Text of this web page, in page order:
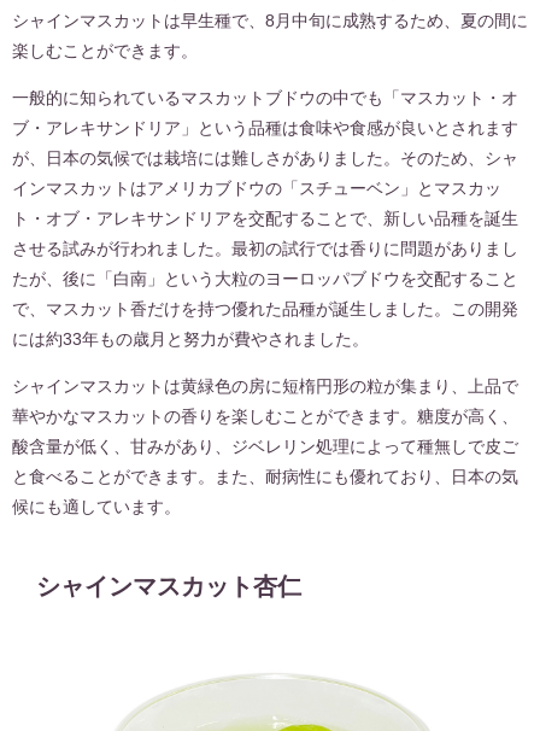
シャインマスカットは早生種で、8月中旬に成熟するため、夏の間に
楽しむことができます。
一般的に知られているマスカットブドウの中でも「マスカット・オ
ブ・アレキサンドリア」という品種は食味や食感が良いとされます
が、日本の気候では栽培には難しさがありました。そのため、シャ
インマスカットはアメリカブドウの「スチューベン」とマスカッ
ト・オブ・アレキサンドリアを交配することで、新しい品種を誕生
させる試みが行われました。最初の試行では香りに問題がありまし
たが、後に「白南」という大粒のヨーロッパブドウを交配すること
で、マスカット香だけを持つ優れた品種が誕生しました。この開発
には約33年もの歳月と努力が費やされました。
シャインマスカットは黄緑色の房に短楕円形の粒が集まり、上品で
華やかなマスカットの香りを楽しむことができます。糖度が高く、
酸含量が低く、甘みがあり、ジベレリン処理によって種無しで皮ご
と食べることができます。また、耐病性にも優れており、日本の気
候にも適しています。
シャインマスカット杏仁